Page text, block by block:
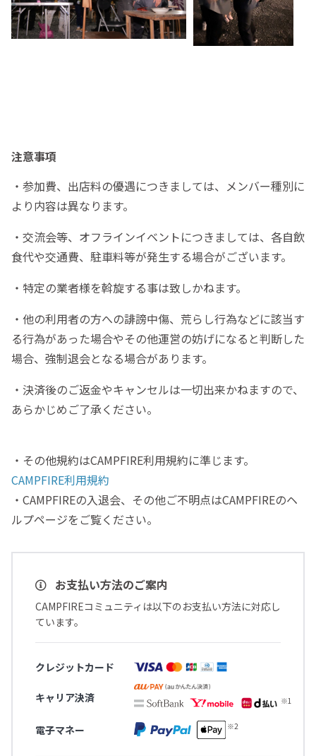
注意事項
・参加費、出店料の優遇につきましては、メンバー種別に
より内容は異なります。
・交流会等、オフラインイベントにつきましては、各自飲
食代や交通費、駐車料等が発生する場合がございます。
・特定の業者様を斡旋する事は致しかねます。
・他の利用者の方への誹謗中傷、荒らし行為などに該当す
る行為があった場合やその他運営の妨げになると判断した
場合、強制退会となる場合があります。
・決済後のご返金やキャンセルは一切出来かねますので、
あらかじめご了承ください。
・その他規約はCAMPFIRE利用規約に準じます。
CAMPFIRE利用規約
・CAMPFIREの入退会、その他ご不明点はCAMPFIREのヘ
ルプページをご覧ください。
お支払い方法のご案内
CAMPFIREコミュニティは以下のお支払い方法に対応し
ています。
クレジットカード
キャリア決済
電子マネー